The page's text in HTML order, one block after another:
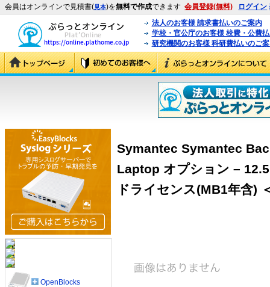
会員はオンラインで見積書(見本)を無料で作成できます 会員登録(無料) ログイン
法人のお客様 請求書払いのご案内
学校・官公庁のお客様 校費・公費
研究機関のお客様 科研費払いのご
Symantec Symantec
Laptop オプション –
ドライセンス(MB1年含)
OpenBlocks